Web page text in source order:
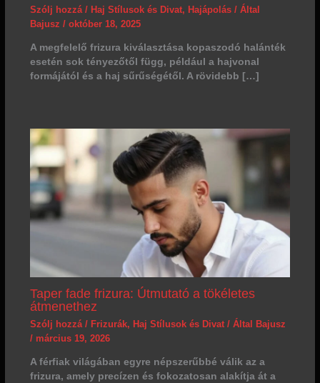
Szólj hozzá / Haj Stílusok és Divat, Hajápolás/ Által
Bajusz / október 18, 2025
A megfelelő frizura kiválasztása kopaszodó halánték
esetén sok tényezőtől függ, például a hajvonal
formájától és a haj sűrűségétől. A rövidebb […]
Taper fade frizura: Útmutató a tökéletes
átmenethez
Szólj hozzá / Frizurák, Haj Stílusok és Divat/ Által Bajusz
/ március 19, 2026
A férfiak világában egyre népszerűbbé válik az a
frizura, amely precízen és fokozatosan alakítja át a